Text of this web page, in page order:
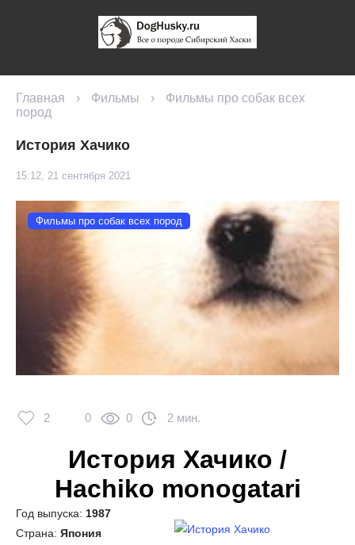
Главная › Фильмы ›
Фильмы про собак всех
пород
История Хачико
15:12, 21 сентября 2021
Фильмы про собак всех пород
2 0 0 2 мин.
История Хачико /
Hachiko monogatari
Год выпуска: 1987
Страна: Япония